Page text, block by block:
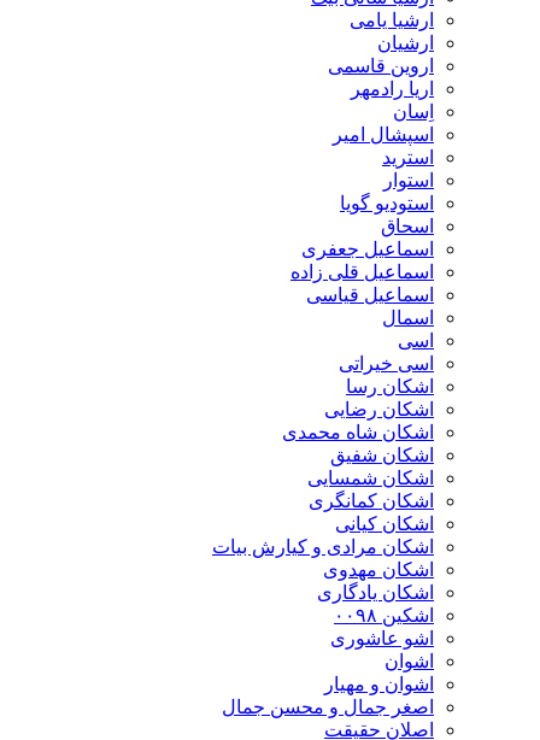
ارشیا یامی
ارشیان
اروین قاسمی
اریا رادمهر
اِسان
اسپشال امیر
استرید
استوار
استودیو گویا
اسحاق
اسماعیل جعفری
اسماعیل قلی زاده
اسماعیل قیاسی
اسمال
اسی
اسی خیراتی
اشکان رسا
اشکان رضایی
اشکان شاه محمدی
اشکان شفیق
اشکان شمسایی
اشکان‌ کمانگری
اشکان کیانی
اشکان مرادی و کیارش بیات
اشکان مهدوی
اشکان یادگاری
اشکین ۰۰۹۸
اشو عاشوری
اشوان
اشوان و مهیار
اصغر جمال و محسن جمال
اصلان حقیقت